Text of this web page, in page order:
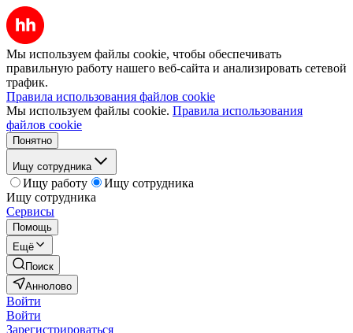
Мы используем файлы cookie, чтобы обеспечивать
правильную работу нашего веб-сайта и анализировать сетевой
трафик.
Правила использования файлов cookie
Мы используем файлы cookie. Правила использования
файлов cookie
Понятно
Ищу сотрудника
Ищу работу
Ищу сотрудника
Ищу сотрудника
Сервисы
Помощь
Ещё
Поиск
Аннолово
Войти
Войти
Зарегистрироваться